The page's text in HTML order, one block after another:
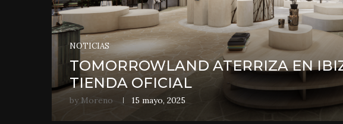
NOTICIAS
TOMORROWLAND ATERRIZA EN
TIENDA OFICIAL
by Moreno 15 mayo, 2025